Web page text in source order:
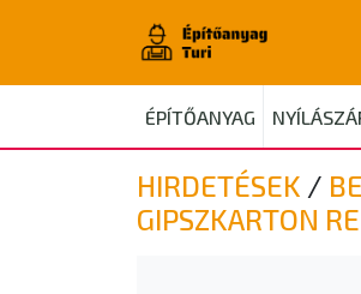
ÉPÍTŐANYAG
HIRDETÉSEK /
GIPSZKARTON